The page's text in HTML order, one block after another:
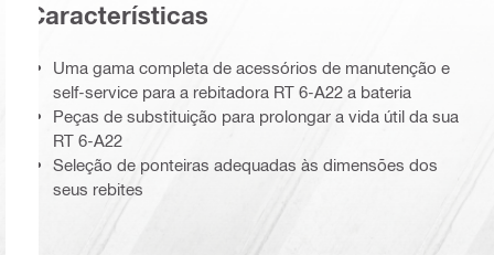
Características
Uma gama completa de acessórios de manutenção e
self-service para a rebitadora RT 6-A22 a bateria
Peças de substituição para prolongar a vida útil da sua
RT 6-A22
Seleção de ponteiras adequadas às dimensões dos
seus rebites